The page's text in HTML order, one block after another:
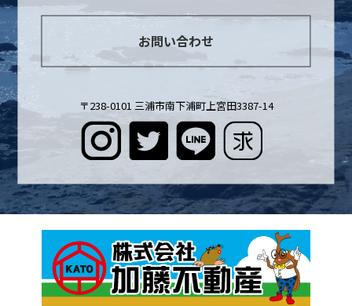
お問い合わせ
〒238-0101 三浦市南下浦町上宮田3387-14